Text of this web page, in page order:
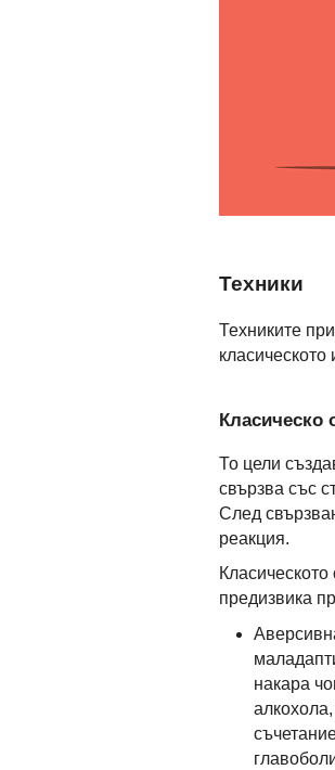
Техники
Техниките
Класическо
То цели
свързва със
След
реакция.
предизвика
накара